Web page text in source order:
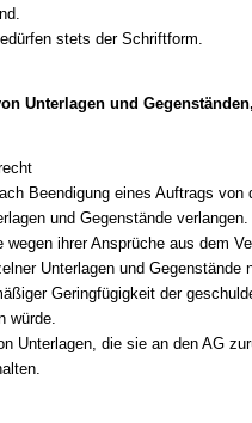
stets der Schriftform.
Unterlagen und
Beendigung eines Auftrags von
und Gegenstände
wegen ihrer Ansprüche aus dem
Unterlagen und Gegenstände
Geringfügigkeit der
würde.
Unterlagen, die sie an den AG